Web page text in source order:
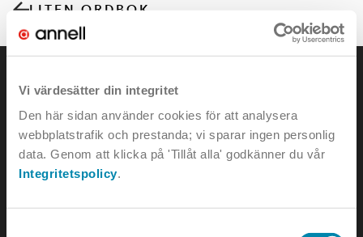
Vi värdesätter din integritet
Den här sidan använder cookies för att analysera
webbplatstrafik och prestanda; vi sparar ingen personlig
data. Genom att klicka på 'Tillåt alla' godkänner du vår
Integritetspolicy.
LITEN ORDBOK
KONTAKTA OSS